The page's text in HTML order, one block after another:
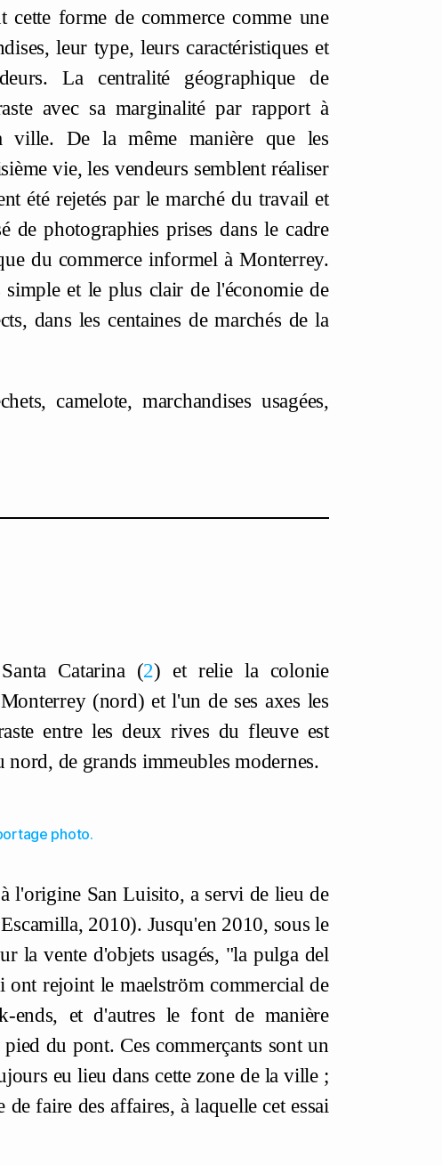
cette forme de commerce comme une
leur type, leurs caractéristiques et
La centralité géographique de
avec sa marginalité par rapport à
ville. De la même manière que les
vie, les vendeurs semblent réaliser
été rejetés par le marché du travail et
de photographies prises dans le cadre
du commerce informel à Monterrey.
et le plus clair de l'économie de
dans les centaines de marchés de la
camelote, marchandises usagées,
Catarina 2
et relie la colonie
(nord) et l'un de ses axes les
entre les deux rives du fleuve est
de grands immeubles modernes.
photo.
l'origine San Luisito, a servi de lieu de
2010). Jusqu'en 2010, sous le
la vente d'objets usagés, "la pulga del
ont rejoint le maelström commercial de
ends, et d'autres le font de manière
du pont. Ces commerçants sont un
eu lieu dans cette zone de la ville ;
faire des affaires, à laquelle cet essai